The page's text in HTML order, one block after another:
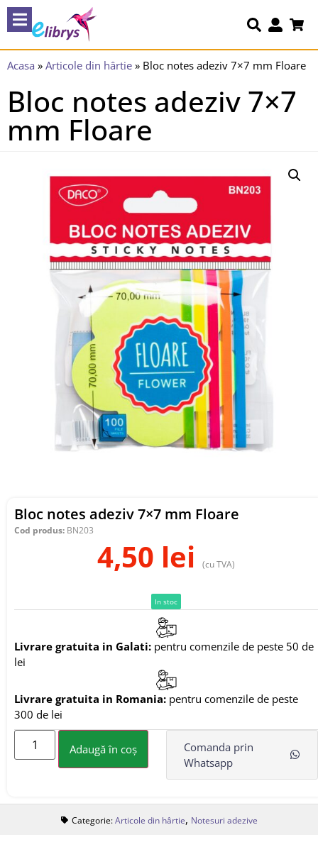
Acasa » Articole din hârtie » Bloc notes adeziv 7×7 mm Floare
Bloc notes adeziv 7×7
mm Floare
Bloc notes adeziv 7×7 mm Floare
Cod produs: BN203
4,50 lei (cu TVA)
In stoc
Livrare gratuita in Galati: pentru comenzile de peste 50 de
lei
Livrare gratuita in Romania: pentru comenzile de peste
300 de lei
Adaugă în coș
Comanda prin
Whatsapp
Categorie:Articole din hârtie, Notesuri adezive